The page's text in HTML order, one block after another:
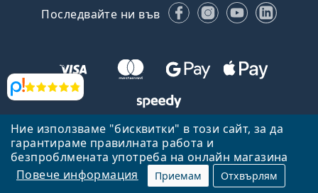
Ние използваме "бисквитки" в този сайт, за да
гарантираме правилната работа и
безпроблмената употреба на онлайн магазина
Повече информация
Приемам Отхвърлям
Прегледи
Последвайте ни във FacebookInstagram
YouTube
Назад към началната страница
Нагоре
Lentiamo.bg е собственост и се управлява от Lentiamo s.r.o.,
Република Чехия
Тук сме за вас в продължение на 18 години.